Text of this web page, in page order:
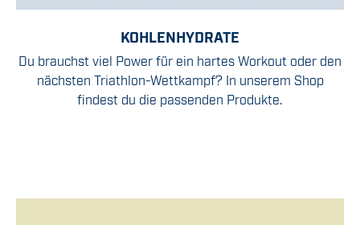
KOHLENHYDRATE
Du brauchst viel Power für ein hartes Workout oder den
nächsten Triathlon-Wettkampf? In unserem Shop
findest du die passenden Produkte.